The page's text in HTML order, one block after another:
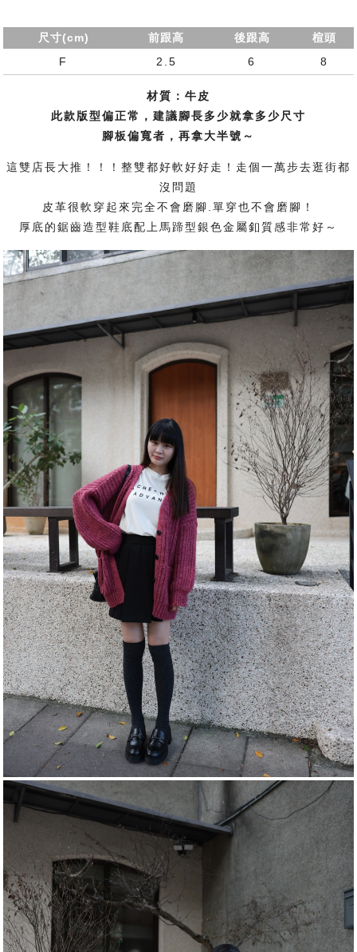
尺寸(cm) 前跟高 後跟高
楦頭
F
2.5 6 8
材質：牛皮
此款版型偏正常，建議腳長多少就拿多少尺寸
腳板偏寬者，再拿大半號～
這雙店長大推！！！整雙都好軟好好走！走個一萬步去逛街都
沒問題
皮革很軟穿起來完全不會磨腳.單穿也不會磨腳！
厚底的鋸齒造型鞋底配上 馬蹄型銀色金屬釦質感非常好～